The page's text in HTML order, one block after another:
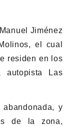
Jiménez
el cual
residen en los
Las
abandonada, y
de la zona,